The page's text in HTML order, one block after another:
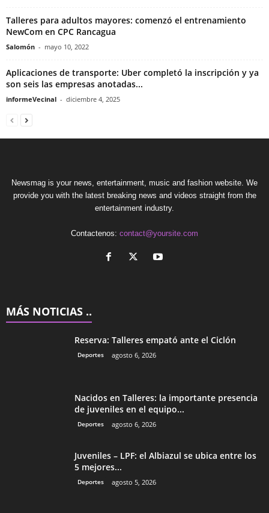
Talleres para adultos mayores: comenzó el entrenamiento
NewCom en CPC Rancagua
Salomón - mayo 10, 2022
Aplicaciones de transporte: Uber completó la inscripción y ya
son seis las empresas anotadas...
informeVecinal - diciembre 4, 2025
Newsmag is your news, entertainment, music and fashion website. We
provide you with the latest breaking news and videos straight from the
entertainment industry.
Contactenos: contact@yoursite.com
MÁS NOTICIAS ..
Reserva: Talleres empató ante el Ciclón
Deportes agosto 6, 2026
Nacidos en Talleres: la importante presencia
de juveniles en el equipo...
Deportes agosto 6, 2026
Juveniles – LPF: el Albiazul se ubica entre los
5 mejores...
Deportes agosto 5, 2026